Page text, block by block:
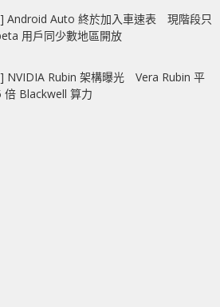
Android Auto 終於加入車速表 現階段只
用戶同少數地區開放
NVIDIA Rubin 架構曝光 Vera Rubin 平
倍 Blackwell 算力